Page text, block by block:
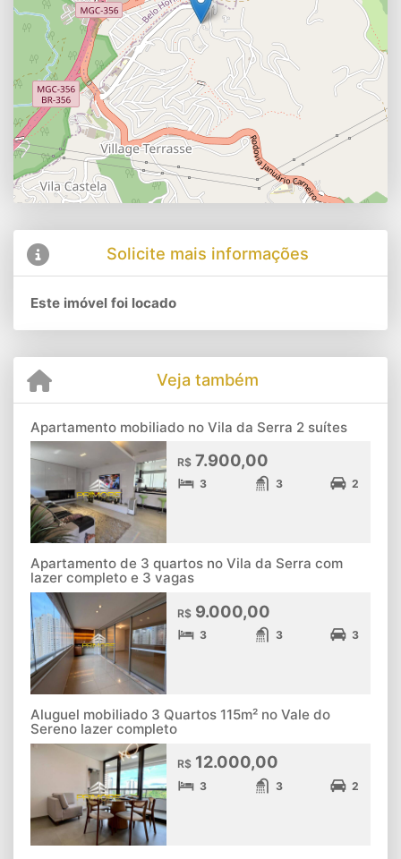
Solicite mais informações
Este imóvel foi locado
Veja também
Apartamento mobiliado no Vila da Serra 2 suítes
R$ 7.900,00
3 3 2
Apartamento de 3 quartos no Vila da Serra com
lazer completo e 3 vagas
R$ 9.000,00
3 3 3
Aluguel mobiliado 3 Quartos 115m² no Vale do
Sereno lazer completo
R$ 12.000,00
3 3 2